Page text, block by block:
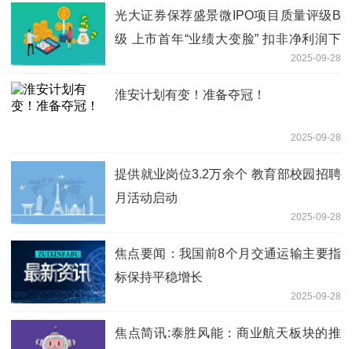
光大证券保荐盛景微IPO项目质量评级B
级 上市首年“业绩大变脸” 扣非净利润下
2025-09-28
淮安计划有变！准备夺冠！
2025-09-28
提供就业岗位3.2万余个 教育部校园招聘
月活动启动
2025-09-28
焦点要闻：我国前8个月交通运输主要指
标保持平稳增长
2025-09-28
焦点简讯:泰胜风能：商业航天板块的推